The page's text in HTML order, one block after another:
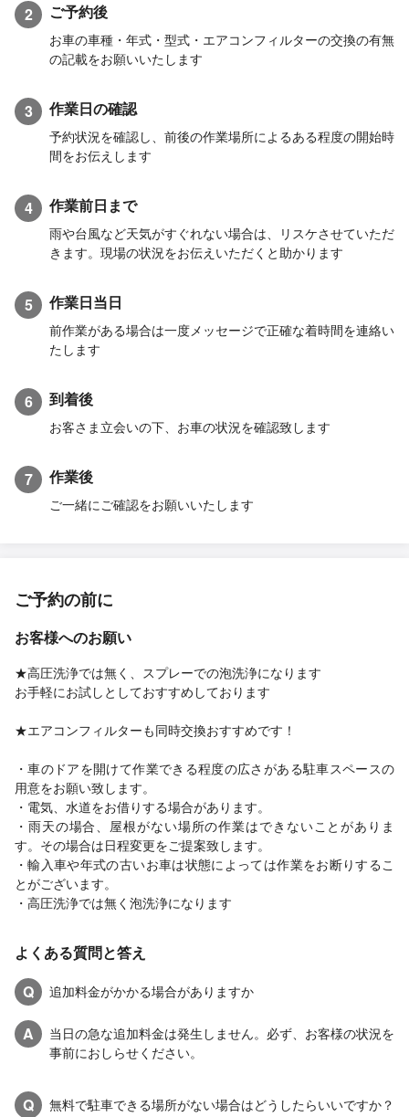
2 ご予約後
お車の車種・年式・型式・エアコンフィルターの交換の有無
の記載をお願いいたします
3 作業日の確認
予約状況を確認し、前後の作業場所によるある程度の開始時
間をお伝えします
4 作業前日まで
雨や台風など天気がすぐれない場合は、リスケさせていただ
きます。現場の状況をお伝えいただくと助かります
5 作業日当日
前作業がある場合は一度メッセージで正確な着時間を連絡い
たします
6 到着後
お客さま立会いの下、お車の状況を確認致します
7 作業後
ご一緒にご確認をお願いいたします
ご予約の前に
お客様へのお願い
★高圧洗浄では無く、スプレーでの泡洗浄になります
お手軽にお試しとしておすすめしております
★エアコンフィルターも同時交換おすすめです！
・車のドアを開けて作業できる程度の広さがある駐車スペースの
用意をお願い致します。
・電気、水道をお借りする場合があります。
・雨天の場合、屋根がない場所の作業はできないことがありま
す。その場合は日程変更をご提案致します。
・輸入車や年式の古いお車は状態によっては作業をお断りするこ
とがございます。
・高圧洗浄では無く泡洗浄になります
よくある質問と答え
Q
追加料金がかかる場合がありますか
A
当日の急な追加料金は発生しません。必ず、お客様の状況を
事前におしらせください。
Q 無料で駐車できる場所がない場合はどうしたらいいですか？